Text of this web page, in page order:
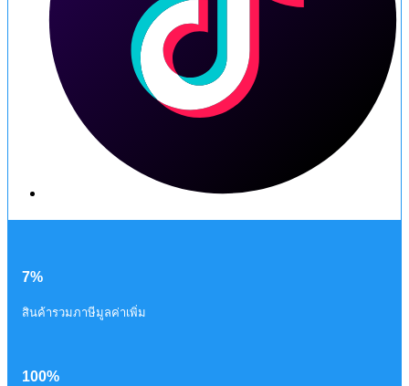
7%
สินค้ารวมภาษีมูลค่าเพิ่ม
100%